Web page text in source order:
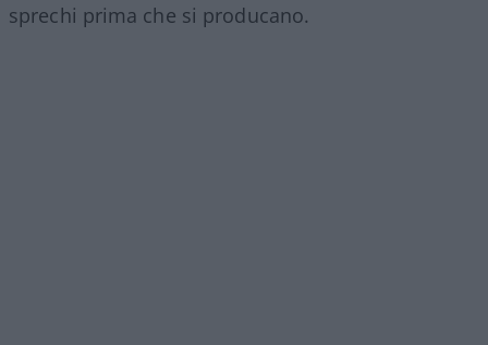
sprechi prima che si producano.